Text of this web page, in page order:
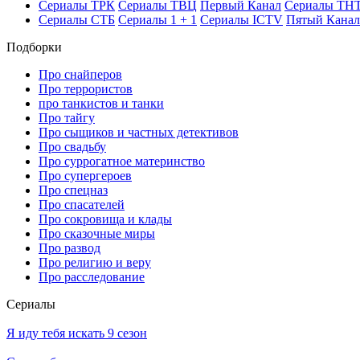
Се­риа­лы ТРК Се­риа­лы ТВЦ Пер­вый Ка­нал Се­риа­лы
Се­риа­лы СТБ Се­риа­лы 1 + 1 Се­риа­лы ICTV Пя­тый Ка­нал
Подборки
Про снайперов
Про террористов
про танкистов и танки
Про тайгу
Про сыщиков и частных детективов
Про свадьбу
Про суррогатное материнство
Про супергероев
Про спецназ
Про спасателей
Про сокровища и клады
Про сказочные миры
Про развод
Про религию и веру
Про расследование
Се­риа­лы
Я иду тебя искать 9 сезон